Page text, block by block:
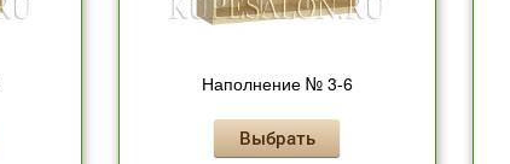
Наполнение № 3-6
Выбрать